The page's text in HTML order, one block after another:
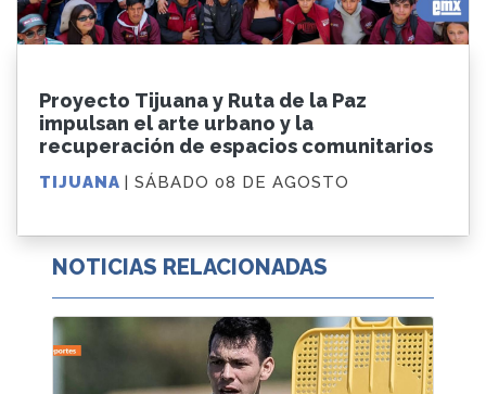
Proyecto Tijuana y Ruta de la Paz
impulsan el arte urbano y la
recuperación de espacios comunitarios
TIJUANA | SÁBADO 08 DE AGOSTO
NOTICIAS RELACIONADAS